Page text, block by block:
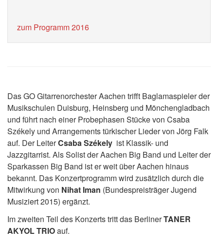
zum Programm 2016
Das GO Gitarrenorchester Aachen trifft Baglamaspieler der
Musikschulen Duisburg, Heinsberg und Mönchengladbach
und führt nach einer Probephasen Stücke von Csaba
Székely und Arrangements türkischer Lieder von Jörg Falk
auf. Der LeiterCsaba Székely ist Klassik- und
Jazzgitarrist. Als Solist der Aachen Big Band und Leiter der
Sparkassen Big Band ist er weit über Aachen hinaus
bekannt. Das Konzertprogramm wird zusätzlich durch die
Mitwirkung von Nihat Iman (Bundespreisträger Jugend
Musiziert 2015) ergänzt.
Im zweiten Teil des Konzerts tritt das BerlinerTANER
AKYOL TRIOauf.